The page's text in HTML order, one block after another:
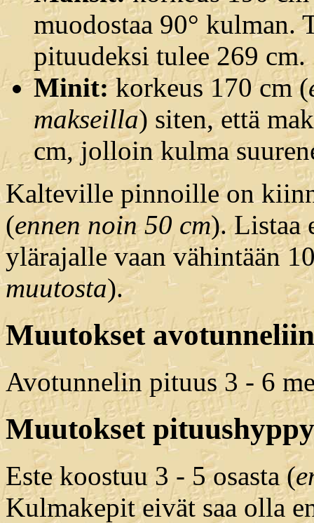
muodostaa 90°
pituudeksi tulee 269 cm.
Minit:korkeus 170 cm (
makseilla) siten, että
cm, jolloin kulma
Kalteville pinnoille on
(ennen noin 50 cm). Listaa
ylärajalle vaan vähintään
muutosta).
Muutokset avotunneliin
Avotunnelin pituus 3 - 6
Muutokset
Este koostuu 3 - 5 osasta (
Kulmakepit eivät saa olla